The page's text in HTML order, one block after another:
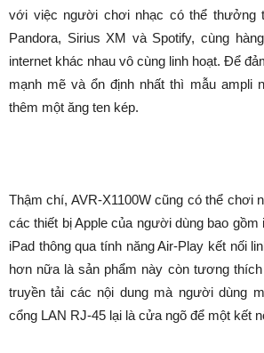
với việc người chơi nhạc có thể thưởng
Pandora, Sirius XM và Spotify, cùng
internet khác nhau vô cùng linh hoạt. Để
mạnh mẽ và ổn định nhất thì mẫu ampli
thêm một ăng ten kép.
Thậm chí, AVR-X1100W cũng có thể chơi
các thiết bị Apple của người dùng bao gồm
iPad thông qua tính năng Air-Play kết nối
hơn nữa là sản phẩm này còn tương
truyền tải các nội dung mà người dùng
cổng LAN RJ-45 lại là cửa ngõ để một kết